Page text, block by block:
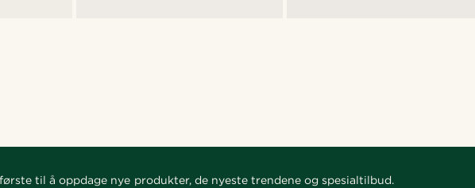
til å oppdage nye produkter, de nyeste trendene og spesialtilbud.